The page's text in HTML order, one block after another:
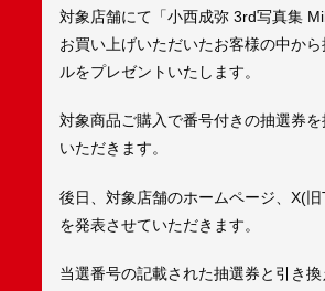
対象店舗にて「小西成弥 3rd写真集
お買い上げいただいたお客様の中か
ルをプレゼントいたします。
対象商品ご購入で番号付きの抽選券
いただきます。
後日、対象店舗のホームページ、X(
を発表させていただきます。
当選番号の記載された抽選券と引き